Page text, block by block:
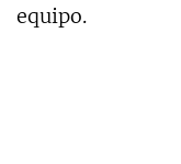
equipo.